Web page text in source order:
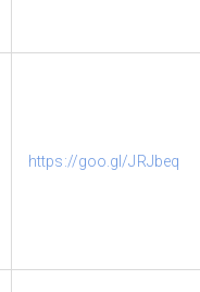
https://goo.gl/JRJbeq